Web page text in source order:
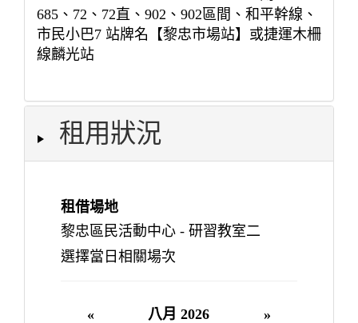
685、72、72直、902、902區間、和平幹線、
市民小巴7 站牌名【黎忠市場站】或捷運木柵
線麟光站
租用狀況
租借場地
黎忠區民活動中心 - 研習教室二
選擇當日相關場次
« 八月 2026
»